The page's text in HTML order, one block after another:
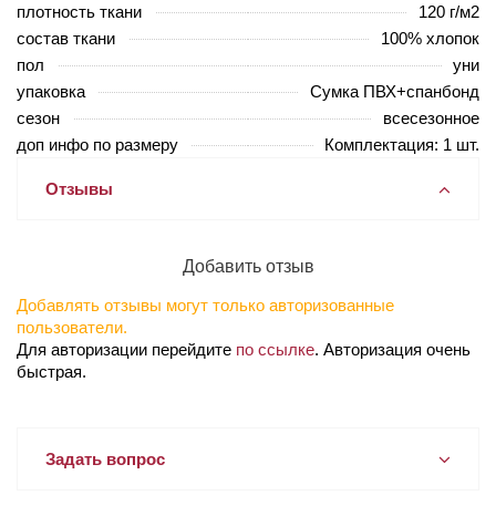
плотность ткани
120 г/м2
состав ткани
100% хлопок
пол
уни
упаковка
Сумка ПВХ+спанбонд
сезон
всесезонное
доп инфо по размеру
Комплектация: 1 шт.
Отзывы
Добавить отзыв
Добавлять отзывы могут только авторизованные
пользователи.
Для авторизации перейдите по ссылке. Авторизация очень
быстрая.
Задать вопрос